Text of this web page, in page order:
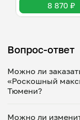
8 870 ₽
Вопрос-ответ
Можно ли
«Роскошный
Тюмени?
Можно ли